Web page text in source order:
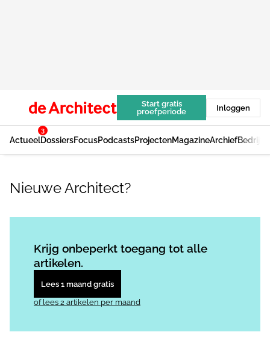
Start gratis
proefperiode
Inloggen
Actueel
3
DossiersFocusPodcastsProjectenMagazineArchief
Nieuwe Architect?
Krijg onbeperkt toegang tot alle
artikelen.
Lees 1 maand gratis
of lees 2 artikelen per maand